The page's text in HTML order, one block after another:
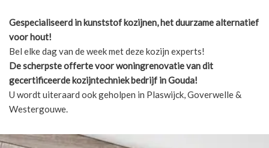
Gespecialiseerd in kunststof kozijnen, het duurzame alternatief
voor hout!
Bel elke dag van de week met deze kozijn experts!
De scherpsteofferte voor woningrenovatie van dit
gecertificeerde kozijntechniek bedrijf in Gouda!
U wordt uiteraard ook geholpen in Plaswijck, Goverwelle &
Westergouwe.